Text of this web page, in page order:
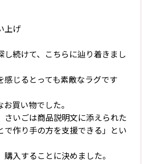
上げ
し続けて、こちらに辿り着きまし
感じるとっても素敵なラグです
買い物でした。
さいごは商品説明文に添えられた
で作り手の方を支援できる」とい
入することに決めました。